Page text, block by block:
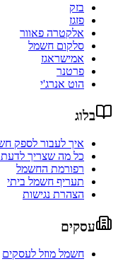
בזק
פזגז
אלקטרה פאוור
סלקום חשמל
אמישראגז
פרטנר
הוט אנרג'י
בלוג
איך לעבור לספק
כל מה שצריך
רפורמת החשמל
תעריף חשמל ביתי
הצהרת נגישות
עסקים
חשמל מוזל לעסקים